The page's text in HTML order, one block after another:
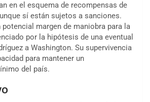
en el esquema de recompensas de
sí están sujetos a sanciones.
margen de maniobra para la
por la hipótesis de una eventual
a Washington. Su supervivencia
para mantener un
del país.